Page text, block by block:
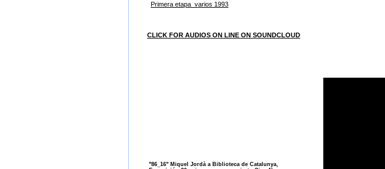
Primera etapa_varios 1993
CLICK FOR AUDIOS ON LINE ON SOUNDCLOUD
"86_16" Miquel Jordà a Biblioteca de Catalunya,